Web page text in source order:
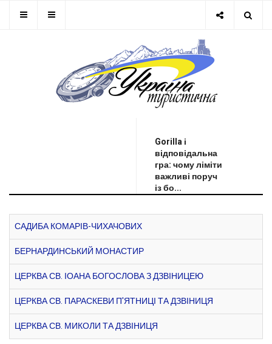
Gorilla і
відповідальна
гра: чому ліміти
важливі поруч
із бо...
САДИБА КОМАРІВ-ЧИХАЧОВИХ
БЕРНАРДИНСЬКИЙ МОНАСТИР
ЦЕРКВА СВ. ІОАНА БОГОСЛОВА З ДЗВІНИЦЕЮ
ЦЕРКВА СВ. ПАРАСКЕВИ П'ЯТНИЦІ ТА ДЗВІНИЦЯ
ЦЕРКВА СВ. МИКОЛИ ТА ДЗВІНИЦЯ